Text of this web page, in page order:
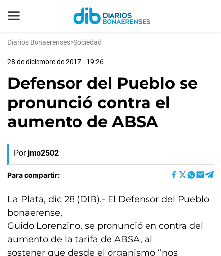
Diarios Bonaerenses>Sociedad
28 de diciembre de 2017 - 19:26
Defensor del Pueblo se
pronunció contra el
aumento de ABSA
Por jmo2502
Para compartir:
La Plata, dic 28 (DIB).- El Defensor del Pueblo
bonaerense,
Guido Lorenzino, se pronunció en contra del
aumento de la tarifa de ABSA, al
sostener que desde el organismo “nos